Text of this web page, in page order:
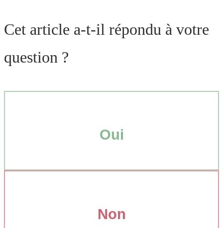
Cet article a-t-il répondu à votre
question ?
Oui
Non